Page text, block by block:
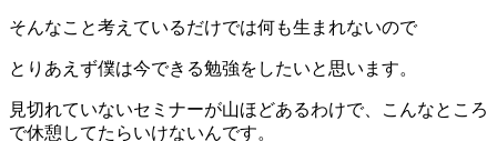
そんなこと考えているだけでは何も生まれないので
とりあえず僕は今できる勉強をしたいと思います。
見切れていないセミナーが山ほどあるわけで、こんなところ
で休憩してたらいけないんです。